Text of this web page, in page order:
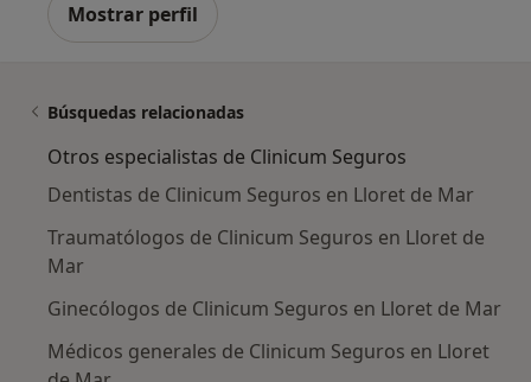
Mostrar perfil
Búsquedas relacionadas
Otros especialistas de Clinicum Seguros
Dentistas de Clinicum Seguros en Lloret de Mar
Traumatólogos de Clinicum Seguros en Lloret de
Mar
Ginecólogos de Clinicum Seguros en Lloret de Mar
Médicos generales de Clinicum Seguros en Lloret